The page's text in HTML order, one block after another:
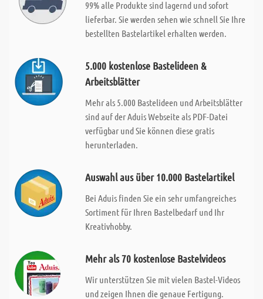
99% alle Produkte sind lagernd und sofort
lieferbar. Sie werden sehen wie schnell Sie Ihre
bestellten Bastelartikel erhalten werden.
5.000 kostenlose Bastelideen &
Arbeitsblätter
Mehr als 5.000 Bastelideen und Arbeitsblätter
sind auf der Aduis Webseite als PDF-Datei
verfügbar und Sie können diese gratis
herunterladen.
Auswahl aus über 10.000 Bastelartikel
Bei Aduis finden Sie ein sehr umfangreiches
Sortiment für Ihren Bastelbedarf und Ihr
Kreativhobby.
Mehr als 70 kostenlose Bastelvideos
Wir unterstützen Sie mit vielen Bastel-Videos
und zeigen Ihnen die genaue Fertigung.